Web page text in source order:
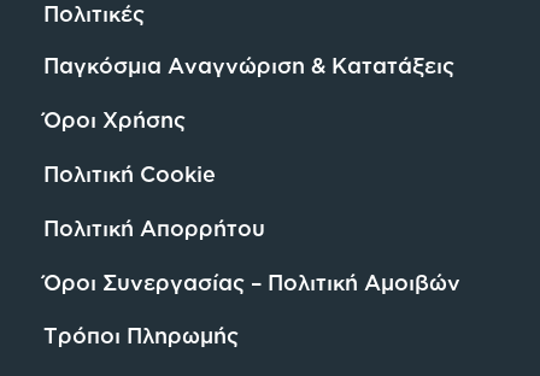
Πολιτικές
Παγκόσμια Αναγνώριση & Κατατάξεις
Όροι Χρήσης
Πολιτική Cookie
Πολιτική Απορρήτου
Όροι Συνεργασίας – Πολιτική Αμοιβών
Τρόποι Πληρωμής